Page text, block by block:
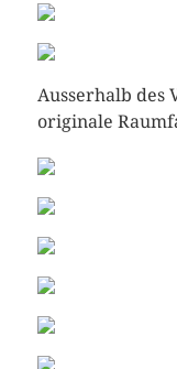
Ausserhalb des
originale